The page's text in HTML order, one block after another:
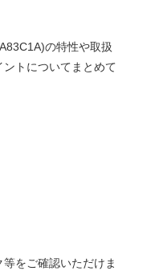
の特性や取扱
トについてまとめて
をご確認いただけま